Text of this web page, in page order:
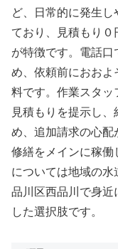
ど、日常的に発生
ており、見積もり
が特徴です。電話口
め、依頼前におおよ
料です。作業スタッ
見積もりを提示し
め、追加請求の心配
修繕をメインに稼働
については地域の水
品川区西品川で身近
した選択肢です。